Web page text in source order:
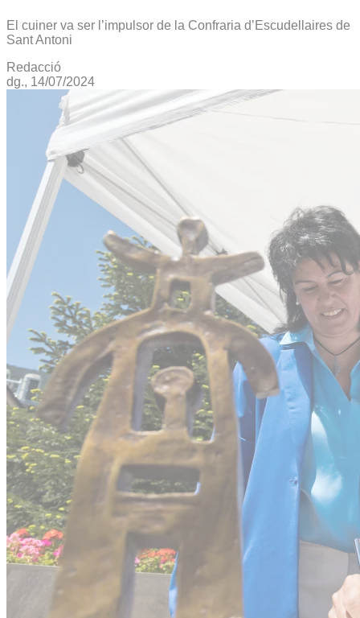
El cuiner va ser l’impulsor de la Confraria d’Escudellaires de
Sant Antoni
Redacció
dg., 14/07/2024